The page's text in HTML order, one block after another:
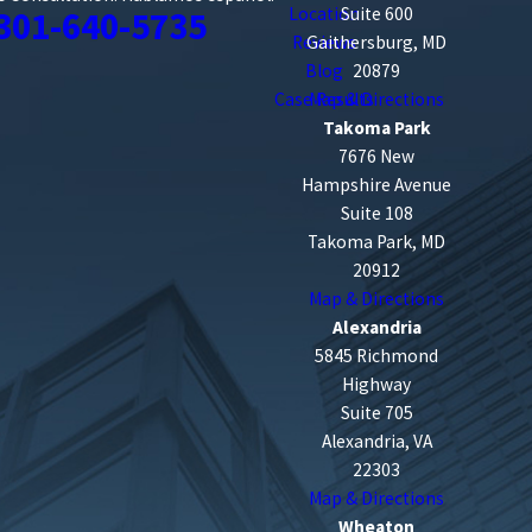
640-5735
Location
Reviews
Blog
Case Results
Suite 600
Gaithersburg, MD
20879
Map & Directions
Takoma Park
7676 New
Hampshire Avenue
Suite 108
Takoma Park, MD
20912
Map & Directions
Alexandria
5845 Richmond
Highway
Suite 705
Alexandria, VA
22303
Map & Directions
Wheaton